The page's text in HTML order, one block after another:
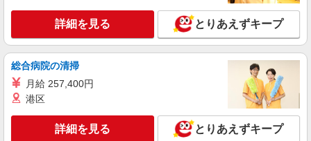
キープ 詳細を見る
アルバイト パート
日研トータルソーシング株式会社 メディカルケア事業部/広島オフィ
ス
時給1,450円〜1,600円 ◆無資格・経験者：
1,450円〜 ◆初任者研修・未経験：1,450円〜 ◆初
詳細を見る とりあえずキープ
総合病院の清掃
月給 257,400円
港区
詳細を見る とりあえずキープ